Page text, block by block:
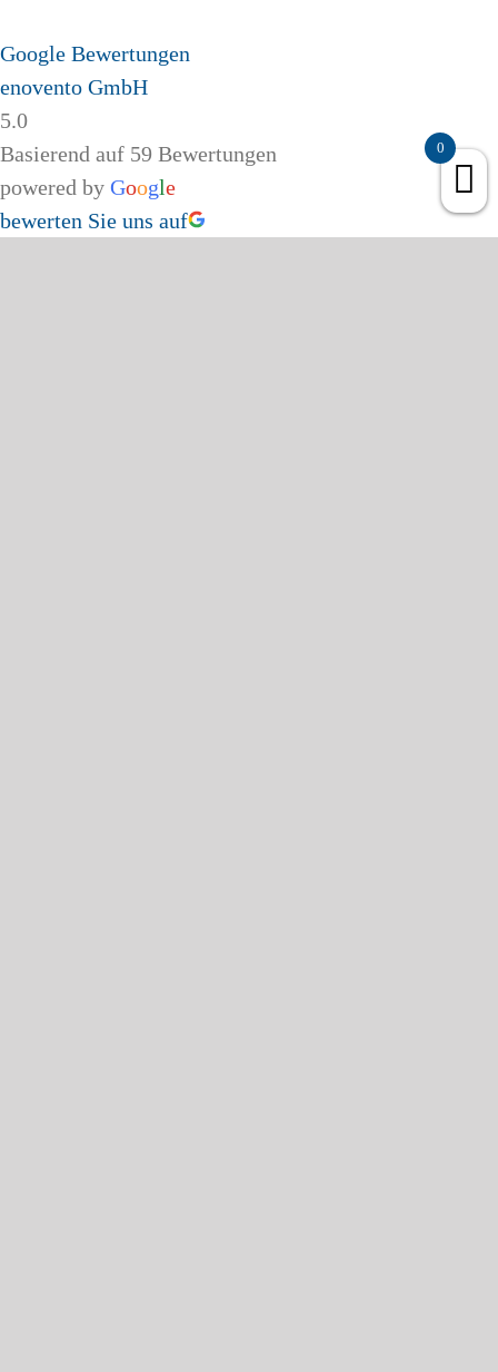
Google Bewertungen
enovento GmbH
5.0
Basierend auf 59 Bewertungen
powered by Google
bewerten Sie uns auf
0